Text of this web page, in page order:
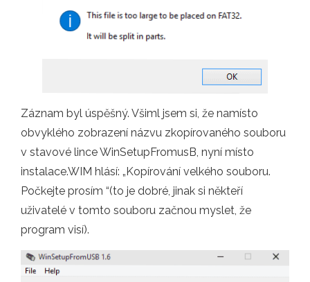
Záznam byl úspěšný. Všiml jsem si, že namísto
obvyklého zobrazení názvu zkopírovaného souboru
v stavové lince WinSetupFromusB, nyní místo
instalace.WIM hlásí: „Kopírování velkého souboru.
Počkejte prosím “(to je dobré, jinak si někteří
uživatelé v tomto souboru začnou myslet, že
program visí).